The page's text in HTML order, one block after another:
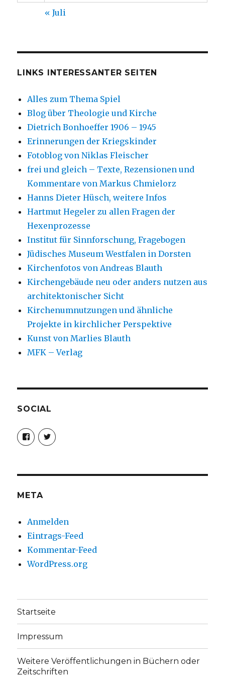
« Juli
LINKS INTERESSANTER SEITEN
Alles zum Thema Spiel
Blog über Theologie und Kirche
Dietrich Bonhoeffer 1906 – 1945
Erinnerungen der Kriegskinder
Fotoblog von Niklas Fleischer
frei und gleich – Texte, Rezensionen und
Kommentare von Markus Chmielorz
Hanns Dieter Hüsch, weitere Infos
Hartmut Hegeler zu allen Fragen der
Hexenprozesse
Institut für Sinnforschung, Fragebogen
Jüdisches Museum Westfalen in Dorsten
Kirchenfotos von Andreas Blauth
Kirchengebäude neu oder anders nutzen aus
architektonischer Sicht
Kirchenumnutzungen und ähnliche
Projekte in kirchlicher Perspektive
Kunst von Marlies Blauth
MFK – Verlag
SOCIAL
Profil
von
christoph.fleischer1
anzeigen
Profil
von
anzeigen
META
Anmelden
Eintrags-Feed
Kommentar-Feed
WordPress.org
Startseite
Impressum
Weitere Veröffentlichungen in Büchern oder
Zeitschriften